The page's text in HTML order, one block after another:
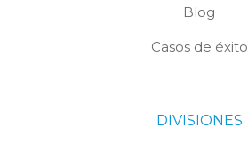
Blog
Casos de éxito
DIVISIONES